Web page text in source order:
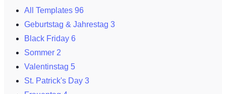
All Templates 96
Geburtstag & Jahrestag 3
Black Friday 6
Sommer 2
Valentinstag 5
St. Patrick's Day 3